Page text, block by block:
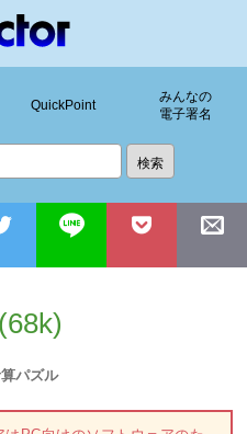
QuickPoint
みんなの
電子署名
パズル